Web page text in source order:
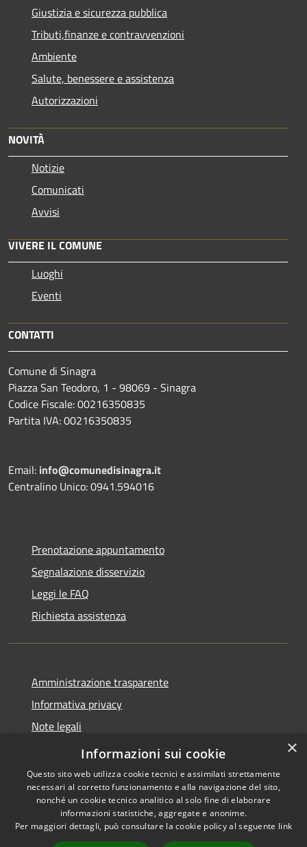
Giustizia e sicurezza pubblica
Tributi,finanze e contravvenzioni
Ambiente
Salute, benessere e assistenza
Autorizzazioni
NOVITÀ
Notizie
Comunicati
Avvisi
VIVERE IL COMUNE
Luoghi
Eventi
CONTATTI
Comune di Sinagra
Piazza San Teodoro, 1 - 98069 - Sinagra
Codice Fiscale: 00216350835
Partita IVA: 00216350835
Email: info@comunedisinagra.it
Centralino Unico: 0941.594016
Prenotazione appuntamento
Segnalazione disservizio
Leggi le FAQ
Richiesta assistenza
Amministrazione trasparente
Informativa privacy
Note legali
Dichiarazione di accessibilità
Accessibilità
Copyright © 2026 • Comune di
Sinagra • Powered by
×
Informazioni sui cookie
Questo sito web utilizza cookie tecnici e assimilati strettamente
necessari al corretto funzionamento e alla navigazione del sito,
nonché un cookie tecnico analitico al solo fine di elaborare
informazioni statistiche, aggregate e anonime.
Per maggiori dettagli, può consultare la cookie policy al seguente link